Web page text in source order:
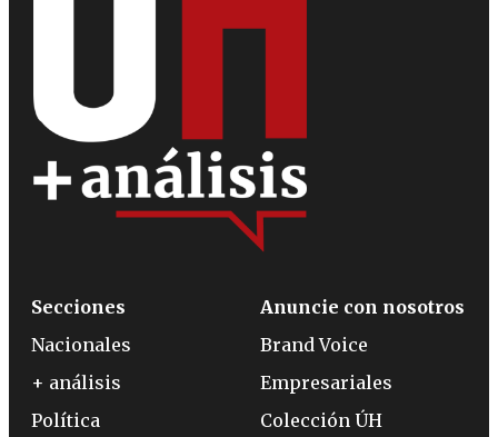
Secciones
Nacionales
+ análisis
Política
Anuncie con nosotros
Brand Voice
Empresariales
Colección ÚH